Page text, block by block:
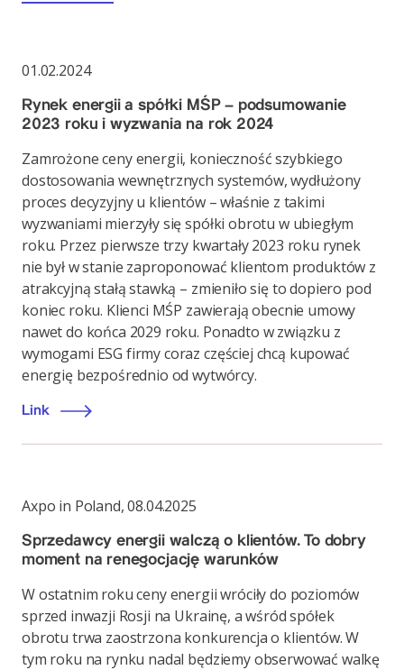
01.02.2024
Rynek energii a spółki MŚP – podsumowanie
2023 roku i wyzwania na rok 2024
Zamrożone ceny energii, konieczność szybkiego
dostosowania wewnętrznych systemów, wydłużony
proces decyzyjny u klientów – właśnie z takimi
wyzwaniami mierzyły się spółki obrotu w ubiegłym
roku. Przez pierwsze trzy kwartały 2023 roku rynek
nie był w stanie zaproponować klientom produktów z
atrakcyjną stałą stawką – zmieniło się to dopiero pod
koniec roku. Klienci MŚP zawierają obecnie umowy
nawet do końca 2029 roku. Ponadto w związku z
wymogami ESG firmy coraz częściej chcą kupować
energię bezpośrednio od wytwórcy.
Link
Axpo in Poland,08.04.2025
Sprzedawcy energii walczą o klientów. To dobry
moment na renegocjację warunków
W ostatnim roku ceny energii wróciły do poziomów
sprzed inwazji Rosji na Ukrainę, a wśród spółek
obrotu trwa zaostrzona konkurencja o klientów. W
tym roku na rynku nadal będziemy obserwować walkę